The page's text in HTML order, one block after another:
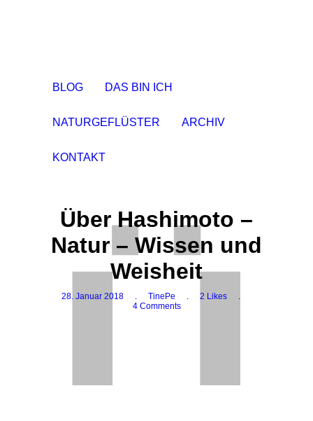
BLOG DAS BIN ICH
NATURGEFLÜSTER ARCHIV
KONTAKT
Über Hashimoto –
Natur – Wissen und
Weisheit
28. Januar 2018 . TinePe . 2 Likes
.
4 Comments